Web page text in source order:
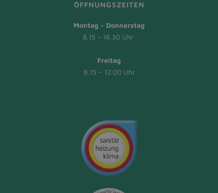
ÖFFNUNGSZEITEN
Montag – Donnerstag
8.15 – 16.30 Uhr
Freitag
8.15 – 12.00 Uhr